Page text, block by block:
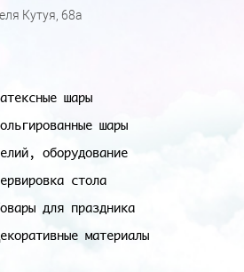
шары
шары
оборудование
стола
для праздника
материалы
Кутуя, 68а